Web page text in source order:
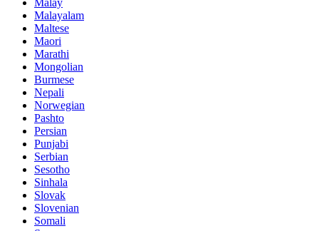
Malay
Malayalam
Maltese
Maori
Marathi
Mongolian
Burmese
Nepali
Norwegian
Pashto
Persian
Punjabi
Serbian
Sesotho
Sinhala
Slovak
Slovenian
Somali